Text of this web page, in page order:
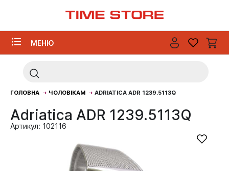
МЕНЮ
ГОЛОВНА ЧОЛОВІКАМ ADRIATICA ADR 1239.5113Q
Adriatica ADR 1239.5113Q
Артикул: 102116